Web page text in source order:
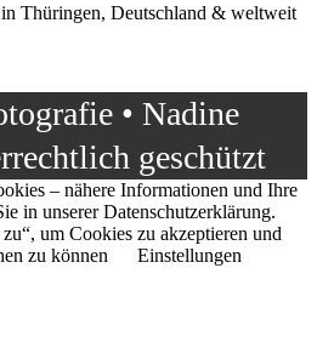
Thüringen, Deutschland & weltweit
• Nadine
geschützt
– nähere Informationen und Ihre
in unserer Datenschutzerklärung.
um Cookies zu akzeptieren und
zu können
Einstellungen